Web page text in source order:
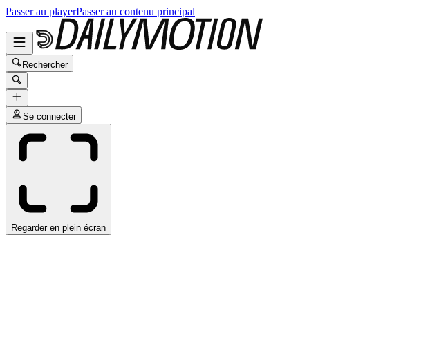
Passer au playerPasser au contenu principal
Rechercher
Se connecter
Regarder en plein écran